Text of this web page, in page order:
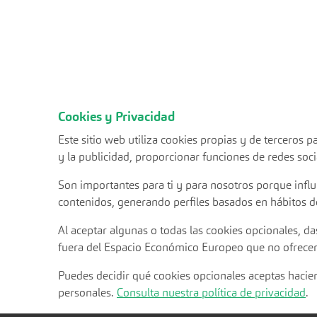
Cookies y Privacidad
Este sitio web utiliza cookies propias y de terceros
y la publicidad, proporcionar funciones de redes
Son importantes para ti y para nosotros porque
contenidos, generando perfiles basados en hábitos
Al aceptar algunas o todas las cookies opcionales,
fuera del Espacio Económico Europeo que no
Puedes decidir qué cookies opcionales aceptas
personales. Consulta nuestra política de privacidad.